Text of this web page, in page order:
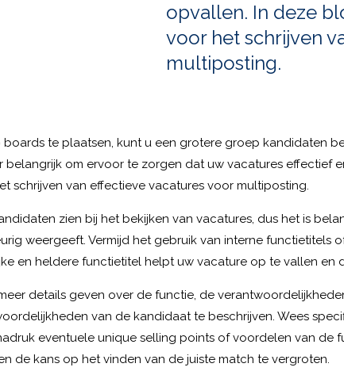
opvallen. In deze
voor het schrijven
multiposting.
te plaatsen, kunt u een grotere groep kandidaten
belangrijk om ervoor te zorgen dat uw vacatures effectief
schrijven van effectieve vacatures voor multiposting.
zien bij het bekijken van vacatures, dus het is
weergeeft. Vermijd het gebruik van interne functietitels
en heldere functietitel helpt uw vacature op te vallen en
details geven over de functie, de
van de kandidaat te beschrijven. Wees
eventuele unique selling points of voordelen van de
de kans op het vinden van de juiste match te vergroten.